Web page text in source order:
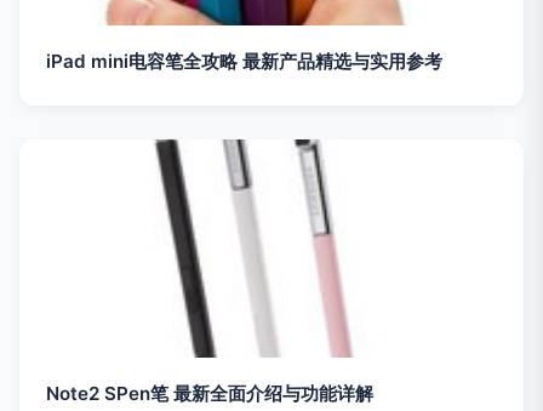
iPad mini电容笔全攻略 最新产品精选与实用参考
Note2 SPen笔 最新全面介绍与功能详解